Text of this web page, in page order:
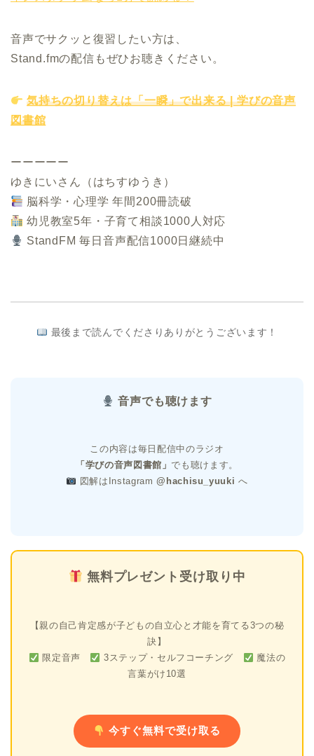
音声でサクッと復習したい方は、
Stand.fmの配信もぜひお聴きください。
気持ちの切り替えは「一瞬」で出来る | 学びの音声
図書館
ーーーーー
ゆきにいさん（はちすゆうき）
脳科学・心理学 年間200冊読破
幼児教室5年・子育て相談1000人対応
StandFM 毎日音声配信1000日継続中
最後まで読んでくださりありがとうございます！
音声でも聴けます
この内容は毎日配信中のラジオ
「学びの音声図書館」 でも聴けます。
図解はInstagram@hachisu_yuuki へ
無料プレゼント受け取り中
【親の自己肯定感が子どもの自立心と才能を育てる3つの秘
訣】
限定音声
3ステップ・セルフコーチング
魔法の
言葉がけ10選
今すぐ無料で受け取る